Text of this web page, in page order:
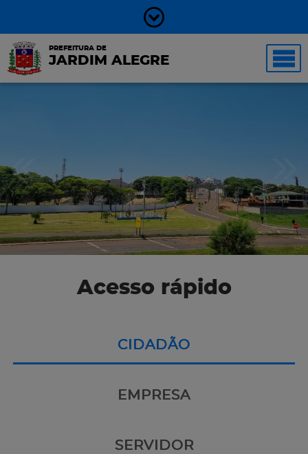
PREFEITURA DE
JARDIM ALEGRE
Acesso rápido
CIDADÃO
EMPRESA
SERVIDOR